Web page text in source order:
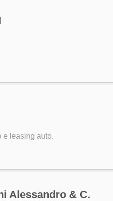
e leasing auto.
Alessandro & C.